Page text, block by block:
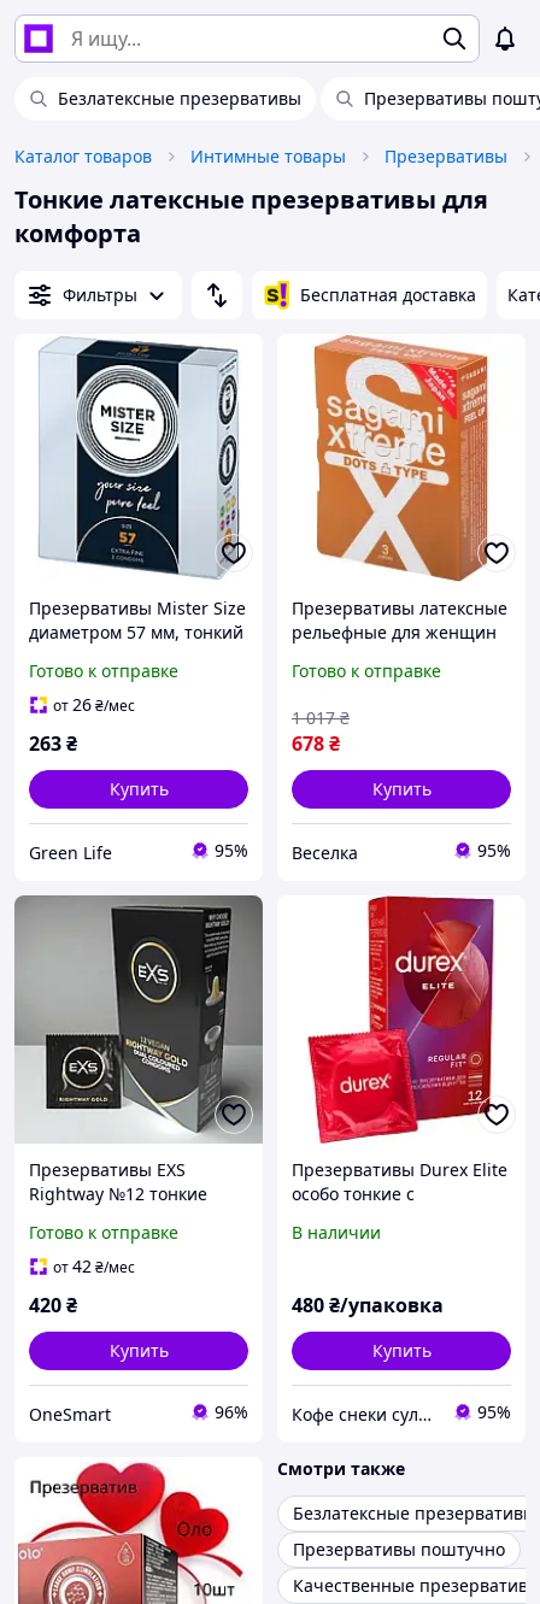
Безлатексные презервативы Презервативы
Каталог товаров Интимные товары Презервативы
Тонкие латексные презервативы для
комфорта
Фильтры Бесплатная доставка
Презервативы Mister Size
диаметром 57 мм, тонкий
максимального комфорта
и надежной защиты
Готово к отправке
от26₴/мес
263₴
Купить
Green Life 95%
Презервативы латексные
рельефные для женщин
чувствительность и
Готово к отправке
678₴
1 017 ₴
Купить
Веселка 95%
Презервативы EXS
Rightway №12 тонкие
веганские для
безопасного секса и
Готово к отправке
от42₴/мес
420₴
Купить
OneSmart 96%
Презервативы Durex Elite
особо тонкие с
латексные
В наличии
480₴/упаковка
Купить
Кофе снеки сулугуни ***KAVASS 95%
Смотри также
Безлатексные презервативы
Презервативы поштучно
Качественные презервативы